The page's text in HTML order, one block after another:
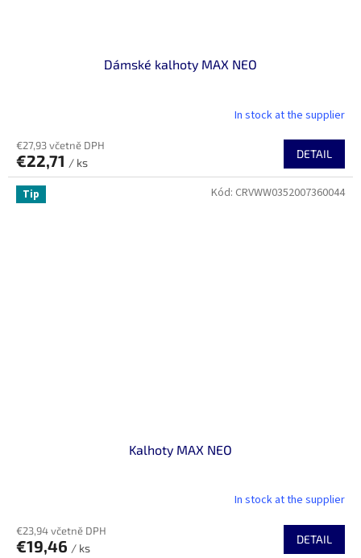
Dámské kalhoty MAX NEO
In stock at the supplier
€27,93 včetně DPH
€22,71 / ks
DETAIL
Tip
Kalhoty MAX NEO
In stock at the supplier
€23,94 včetně DPH
€19,46 / ks
DETAIL
Kód: CRVWW0352007360044